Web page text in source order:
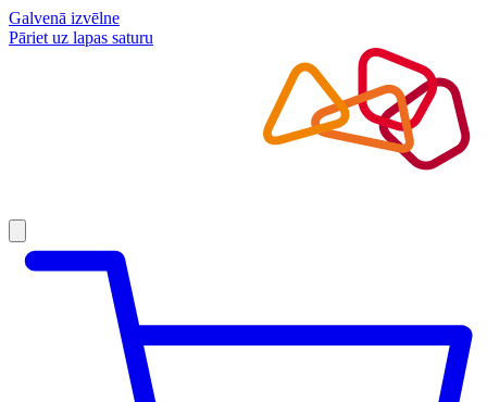
Galvenā izvēlne
Pāriet uz lapas saturu